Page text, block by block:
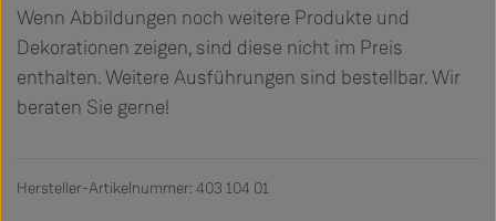
Wenn Abbildungen noch weitere Produkte und
Dekorationen zeigen, sind diese nicht im Preis
enthalten. Weitere Ausführungen sind bestellbar. Wir
beraten Sie gerne!
Hersteller-Artikelnummer: 403 104 01